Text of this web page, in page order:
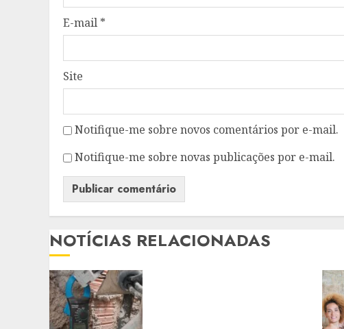
E-mail *
Site
Notifique-me sobre novos comentários por e-mail.
Notifique-me sobre novas publicações por e-mail.
NOTÍCIAS RELACIONADAS